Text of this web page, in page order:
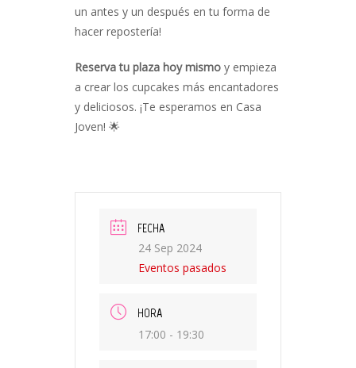
un antes y un después en tu forma de
hacer repostería!
Reserva tu plaza hoy mismo y empieza
a crear los cupcakes más encantadores
y deliciosos. ¡Te esperamos en Casa
Joven! 🌟
FECHA
24 Sep 2024
Eventos pasados
HORA
17:00 - 19:30